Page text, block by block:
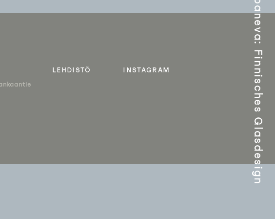
Timo Sarpaneva: Finnisches Glasdesign
LEHDISTÖ INSTAGRAM